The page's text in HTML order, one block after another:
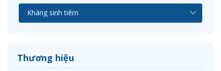
Thương hiệu